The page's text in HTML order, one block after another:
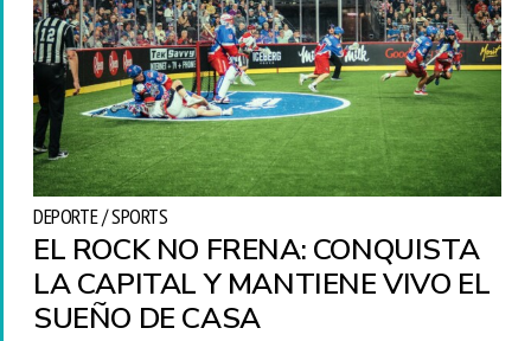
DEPORTE / SPORTS
EL ROCK NO FRENA: CONQUISTA
LA CAPITAL Y MANTIENE VIVO EL
SUEÑO DE CASA